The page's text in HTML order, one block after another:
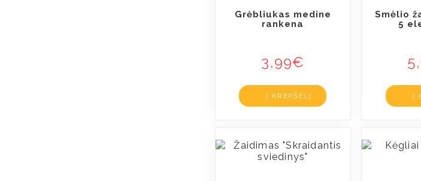
Grėbliukas medine
rankena
3,99€
Į KREPŠELĮ
Smėlio
5
Į